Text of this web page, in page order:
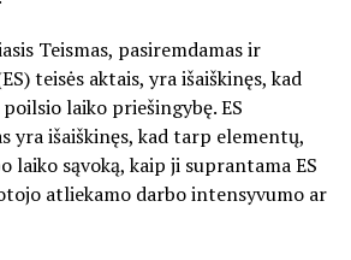
Teismas, pasiremdamas ir
teisės aktais, yra išaiškinęs, kad
laiko priešingybę. ES
yra išaiškinęs, kad tarp elementų,
laiko sąvoką, kaip ji suprantama ES
atliekamo darbo intensyvumo ar